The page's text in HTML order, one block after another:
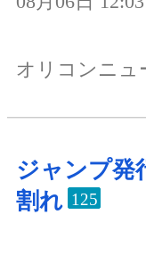
オリコンニュ
ジャンプ発
割れ 125